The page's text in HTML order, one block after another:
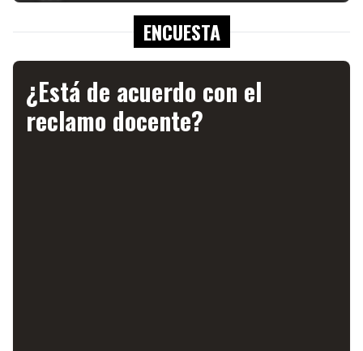
ENCUESTA
¿Está de acuerdo con el
reclamo docente?